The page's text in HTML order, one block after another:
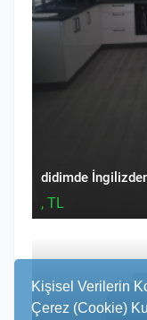
Kişisel Verilerin
Çerez (Cookie)
didimde
, TL